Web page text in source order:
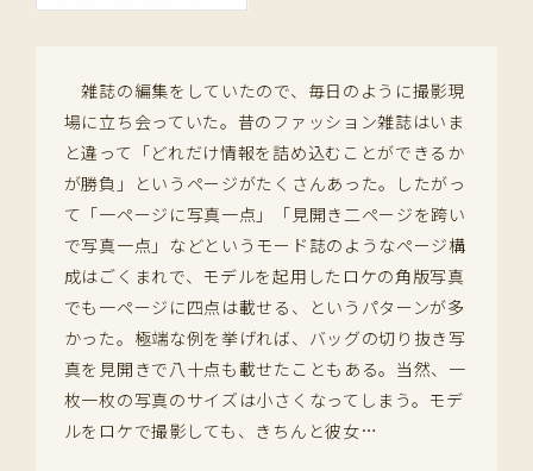
雑誌の編集をしていたので、毎日のように撮影現
場に立ち会っていた。昔のファッション雑誌はいま
と違って「どれだけ情報を詰め込むことができるか
が勝負」というページがたくさんあった。したがっ
て「一ページに写真一点」「見開き二ページを跨い
で写真一点」などというモード誌のようなページ構
成はごくまれで、モデルを起用したロケの角版写真
でも一ページに四点は載せる、というパターンが多
かった。極端な例を挙げれば、バッグの切り抜き写
真を見開きで八十点も載せたこともある。当然、一
枚一枚の写真のサイズは小さくなってしまう。モデ
ルをロケで撮影しても、きちんと彼女…